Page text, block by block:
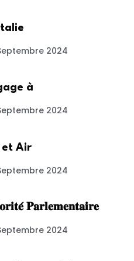
2024
à
2024
et Air
2024
𝐏𝐚𝐫𝐥𝐞𝐦𝐞𝐧𝐭𝐚𝐢𝐫𝐞
2024